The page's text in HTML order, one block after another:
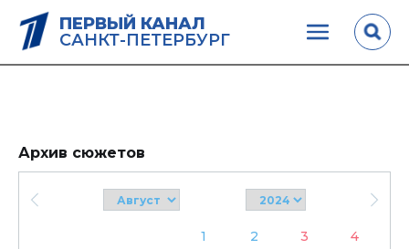
ПЕРВЫЙ КАНАЛ
САНКТ-ПЕТЕРБУРГ
Архив сюжетов
1 2 3
4